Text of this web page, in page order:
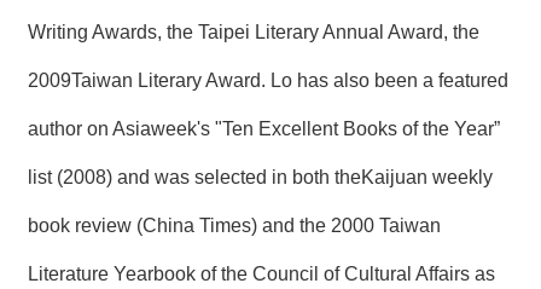
Writing Awards, the Taipei Literary Annual Award, the
2009Taiwan Literary Award. Lo has also been a featured
author on Asiaweek's "Ten Excellent Books of the Year”
list (2008) and was selected in both theKaijuan weekly
book review (China Times) and the 2000 Taiwan
Literature Yearbook of the Council of Cultural Affairs as